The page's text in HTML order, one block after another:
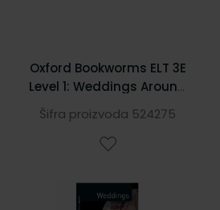
Oxford Bookworms ELT 3E
Level 1: Weddings Around
the World Factfile CD Pack
Šifra proizvoda 524275